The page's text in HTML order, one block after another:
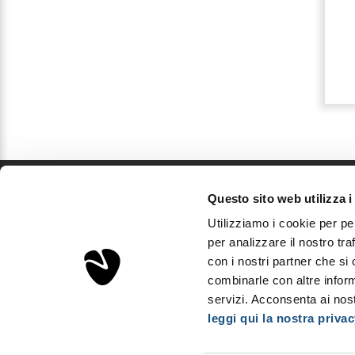
Questo sito web utilizza i
Utilizziamo i cookie per
per analizzare il nostro
con i nostri partner che si
combinarle con altre
servizi. Acconsenta ai
leggi qui la nostra
Via Podgora, 5 - 20122 Milano, Italia
P.Iva IT03893310163 - REA MI2008600